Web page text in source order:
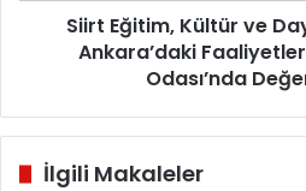
Ticaret
Odası’nda
Siirt Eğitim, Kültür ve
Ankara’daki
Odası’nda
İlgili Makaleler